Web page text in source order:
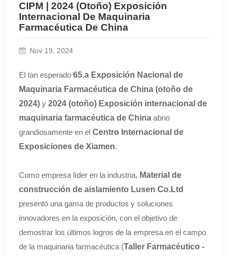
CIPM | 2024 (otoño) Exposición
Internacional De Maquinaria
Farmacéutica De China
Nov 19, 2024
El tan esperado65.a Exposición Nacional de
Maquinaria Farmacéutica de China (otoño de
2024) y2024 (otoño) Exposición internacional de
maquinaria farmacéutica de China abrió
grandiosamente en elCentro Internacional de
Exposiciones de Xiamen.
Como empresa líder en la industria, Material de
construcción de aislamiento Lusen Co.Ltd
presentó una gama de productos y soluciones
innovadores en la exposición, con el objetivo de
demostrar los últimos logros de la empresa en el campo
de la maquinaria farmacéutica (Taller Farmacéutico -